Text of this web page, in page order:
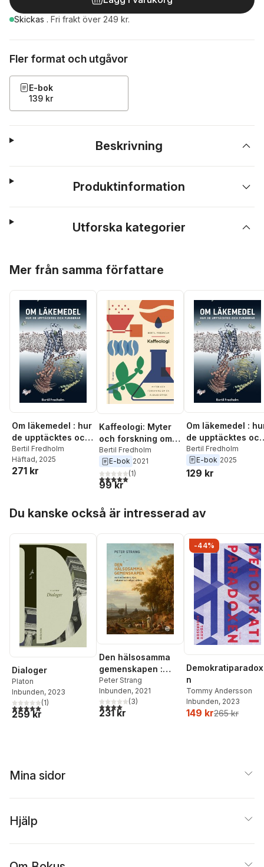
Skickas . Fri frakt över 249 kr.
Fler format och utgåvor
E-bok
139 kr
Beskrivning
Produktinformation
Utforska kategorier
Mer från samma författare
Om läkemedel : hur
de upptäcktes och
fungerar
Bertil Fredholm
Häftad, 2025
271 kr
Kaffeologi: Myter
och forskning om
en älskad dryck
Bertil Fredholm
E-bok 2021
5,0utav 5 stjärnor. Totalt antal röster:
(1)
99 kr
Om läkemedel :
de upptäcktes och
fungerar
Bertil Fredholm
E-bok 2025
129 kr
Du kanske också är intresserad av
Dialoger
Platon
Inbunden, 2023
5,0utav 5 stjärnor. Totalt antal röster:
(1)
259 kr
Den hälsosamma
gemenskapen :
med människor,
djur, naturen och
något större
Peter Strang
Inbunden, 2021
4,0utav 5 stjärnor. Totalt antal röster:
(3)
231 kr
-44%
n
Tommy Andersson
Inbunden, 2023
149 kr265 kr
Mina sidor
Hjälp